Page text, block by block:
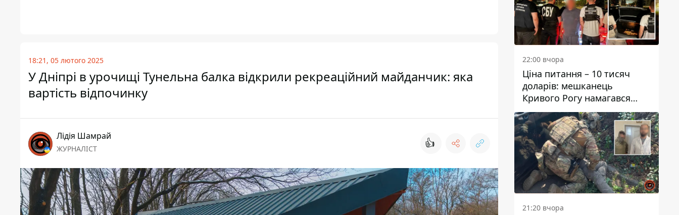
18:21, 05 лютого 2025
У Дніпрі в урочищі Тунельна балка відкрили рекреаційний майданчик: яка
вартість відпочинку
Лідія Шамрай
ЖУРНАЛІСТ 👍
22:00 вчора
Ціна питання – 10 тисяч
доларів: мешканець
Кривого Рогу намагався
переправити чоловіка до
Словаччини
21:20 вчора